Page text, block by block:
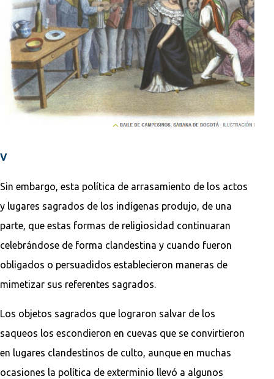
V
Sin embargo, esta política de arrasamiento de los actos
y lugares sagrados de los indígenas produjo, de una
parte, que estas formas de religiosidad continuaran
celebrándose de forma clandestina y cuando fueron
obligados o persuadidos establecieron maneras de
mimetizar sus referentes sagrados.
Los objetos sagrados que lograron salvar de los
saqueos los escondieron en cuevas que se convirtieron
en lugares clandestinos de culto, aunque en muchas
ocasiones la política de exterminio llevó a algunos